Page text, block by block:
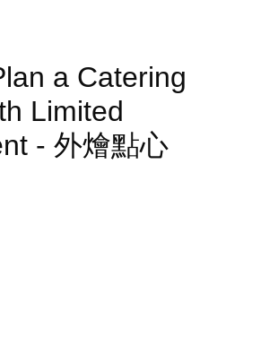
a Catering
Limited
- 外燴點心